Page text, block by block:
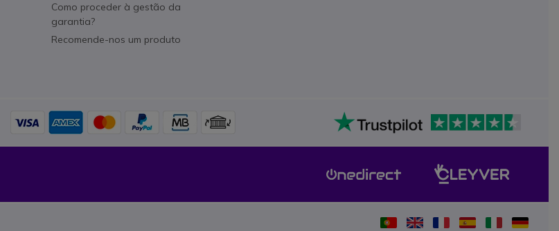
Como proceder à gestão da
garantia?
Recomende-nos um produto